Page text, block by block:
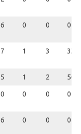
6 0 0 0
7 1 3 33.3
5 1 2 50.0
0 0 0 0
6 0 0 0